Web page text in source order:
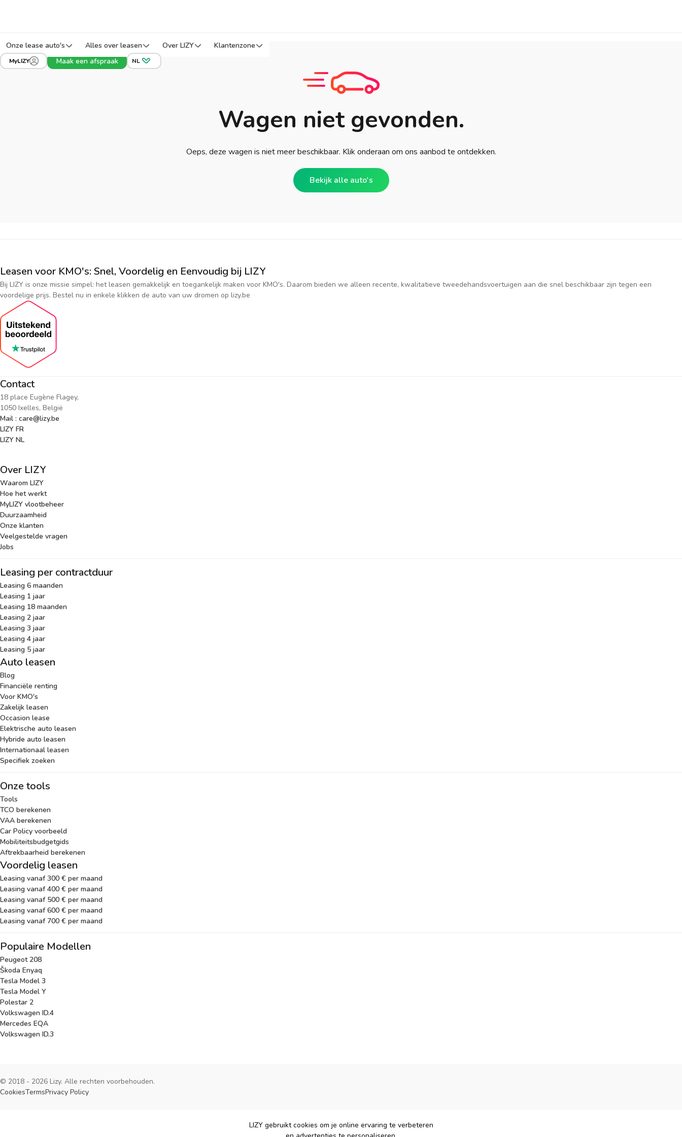
Onze lease auto's Alles over leasen Over LIZY Klantenzone
MyLIZY Maak een afspraak NL
Wagen niet gevonden.
Oeps, deze wagen is niet meer beschikbaar. Klik onderaan om ons aanbod te ontdekken.
Bekijk alle auto's
Leasen voor KMO's: Snel, Voordelig en Eenvoudig bij LIZY
Bij LIZY is onze missie simpel: het leasen gemakkelijk en toegankelijk maken voor KMO's. Daarom bieden we alleen recente, kwalitatieve tweedehandsvoertuigen aan die snel beschikbaar zijn tegen een
voordelige prijs. Bestel nu in enkele klikken de auto van uw dromen op lizy.be
Contact
18 place Eugène Flagey,
1050 Ixelles, België
Mail : care@lizy.be
LIZY FR
LIZY NL
Over LIZY
Waarom LIZY
Hoe het werkt
MyLIZY vlootbeheer
Duurzaamheid
Onze klanten
Veelgestelde vragen
Jobs
Leasing per contractduur
Leasing 6 maanden
Leasing 1 jaar
Leasing 18 maanden
Leasing 2 jaar
Leasing 3 jaar
Leasing 4 jaar
Leasing 5 jaar
Auto leasen
Blog
Financiële renting
Voor KMO's
Zakelijk leasen
Occasion lease
Elektrische auto leasen
Hybride auto leasen
Internationaal leasen
Specifiek zoeken
Onze tools
Tools
TCO berekenen
VAA berekenen
Car Policy voorbeeld
Mobiliteitsbudgetgids
Aftrekbaarheid berekenen
Voordelig leasen
Leasing vanaf 300 € per maand
Leasing vanaf 400 € per maand
Leasing vanaf 500 € per maand
Leasing vanaf 600 € per maand
Leasing vanaf 700 € per maand
Populaire Modellen
Peugeot 208
Škoda Enyaq
Tesla Model 3
Tesla Model Y
Polestar 2
Volkswagen ID.4
Mercedes EQA
Volkswagen ID.3
© 2018 - 2026 Lizy. Alle rechten voorbehouden.
CookiesTermsPrivacy Policy
LIZY gebruikt cookies om je online ervaring te verbeteren